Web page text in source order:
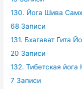
130. Йога Шива
68 Записи
131. Бхагават Гита
20 Записи
132. Тибетская
7 Записи